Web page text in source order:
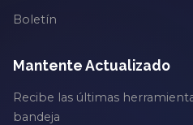
Boletín
Mantente Actualizado
Recibe las últimas
bandeja